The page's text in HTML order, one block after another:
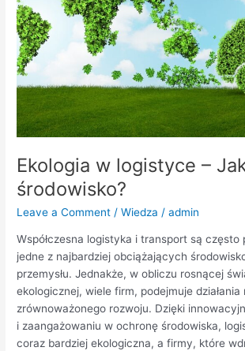
Ekologia w logistyce –
środowisko?
Leave a Comment /Wiedza /admin
Współczesna logistyka i transport są często
jedne z najbardziej obciążających
przemysłu. Jednakże, w obliczu rosnącej
ekologicznej, wiele firm, podejmuje działania
zrównoważonego rozwoju. Dzięki
i zaangażowaniu w ochronę środowiska,
coraz bardziej ekologiczna, a firmy, które
o
środowisko?